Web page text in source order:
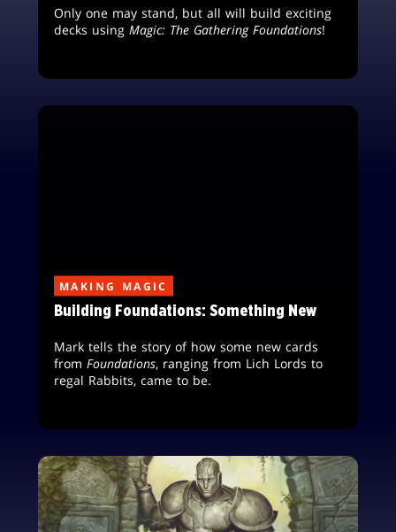
Only one may stand, but all will build exciting
decks using Magic: The Gathering Foundations!
MAKING MAGIC
Building Foundations: Something New
Mark tells the story of how some new cards
from Foundations, ranging from Lich Lords to
regal Rabbits, came to be.